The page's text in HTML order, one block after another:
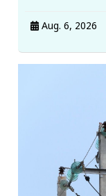
Aug. 6, 2026